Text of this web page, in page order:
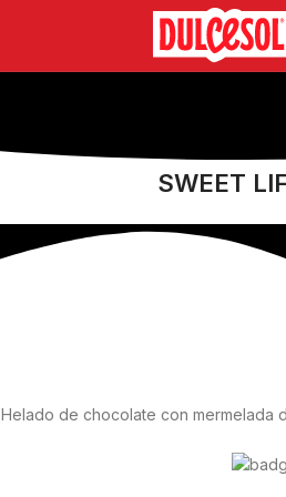
SWEET
Helado de chocolate con mermelada